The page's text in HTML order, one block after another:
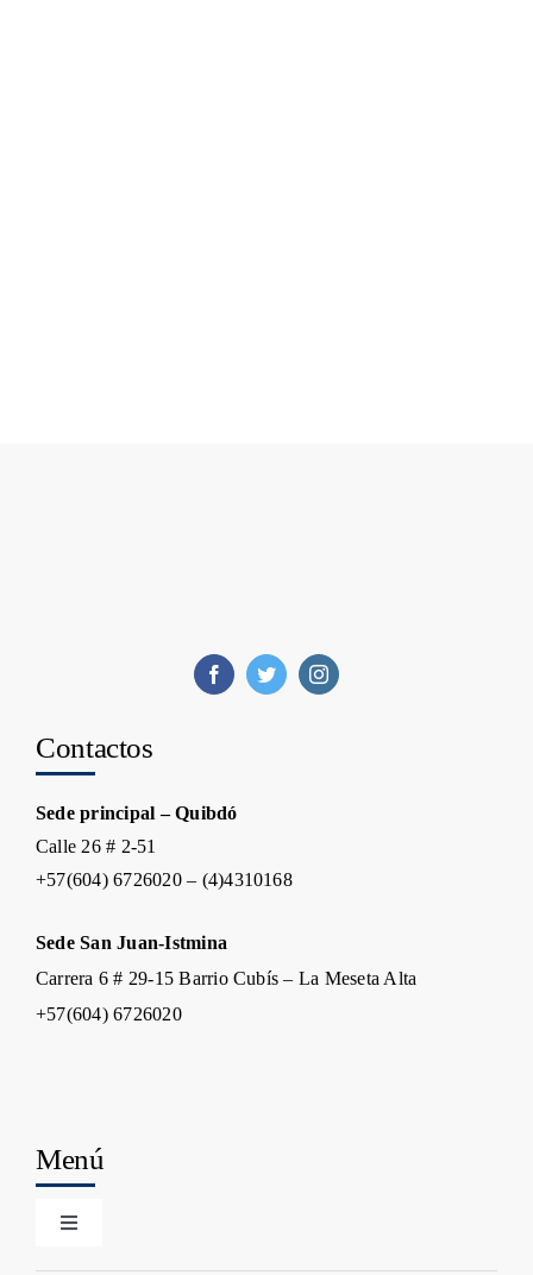
Contactos
Sede principal – Quibdó
Calle 26 # 2-51
+57(604) 6726020 – (4)4310168
Sede San Juan-Istmina
Carrera 6 # 29-15 Barrio Cubís – La Meseta Alta
+57(604) 6726020
Menú
Toggle